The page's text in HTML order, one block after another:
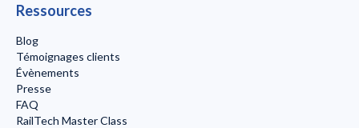
Ressources
Blog
Témoignages clients
Évènements
Presse
FAQ
RailTech Master Class